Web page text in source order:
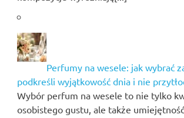
Perfumy na wesele: jak wybrać
podkreśli wyjątkowość dnia i nie
Wybór perfum na wesele to nie tylko
osobistego gustu, ale także